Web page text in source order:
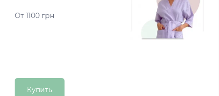
От 1100 грн
Купить